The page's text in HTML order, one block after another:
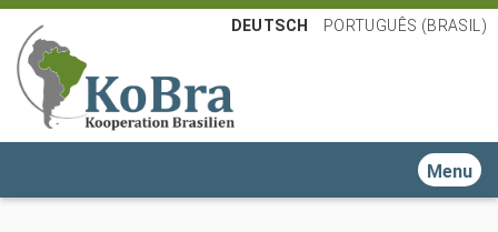
DEUTSCH PORTUGUÊS (BRASIL)
Toggle